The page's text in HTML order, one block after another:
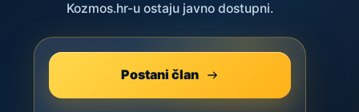
Kozmos.hr-u ostaju javno dostupni.
Postani član